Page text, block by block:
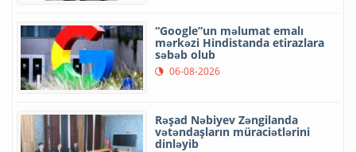
“Google”un məlumat emalı
mərkəzi Hindistanda etirazlara
səbəb olub
06-08-2026
Rəşad Nəbiyev Zəngilanda
vətəndaşların müraciətlərini
dinləyib